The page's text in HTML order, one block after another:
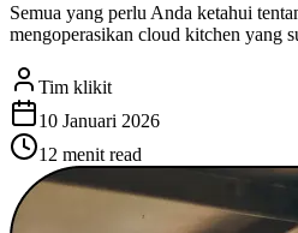
Semua yang perlu Anda ketahui
mengoperasikan cloud kitchen yang
Tim klikit
10 Januari 2026
12 menit read